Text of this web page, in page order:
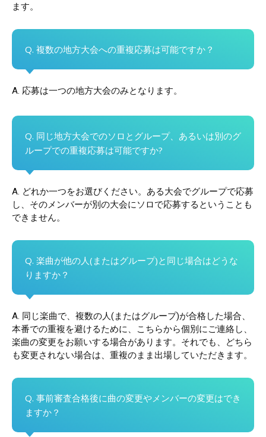
ます。
Q. 複数の地方大会への重複応募は可能ですか？
A. 応募は一つの地方大会のみとなります。
Q. 同じ地方大会でのソロとグループ、あるいは別のグ
ループでの重複応募は可能ですか?
A. どれか一つをお選びください。ある大会でグループで応募
し、そのメンバーが別の大会にソロで応募するということも
できません。
Q. 楽曲が他の人(またはグループ)と同じ場合はどうな
りますか？
A. 同じ楽曲で、複数の人(またはグループ)が合格した場合、
本番での重複を避けるために、こちらから個別にご連絡し、
楽曲の変更をお願いする場合があります。それでも、どちら
も変更されない場合は、重複のまま出場していただきます。
Q. 事前審査合格後に曲の変更やメンバーの変更はでき
ますか？